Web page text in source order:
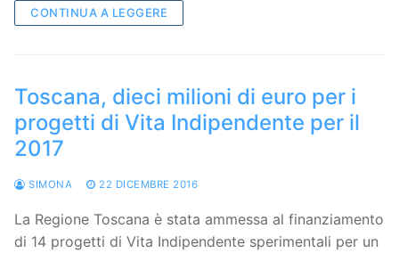
CONTINUA A LEGGERE
Toscana, dieci milioni di euro per i
progetti di Vita Indipendente per il
2017
SIMONA 22 DICEMBRE 2016
La Regione Toscana è stata ammessa al finanziamento
di 14 progetti di Vita Indipendente sperimentali per un